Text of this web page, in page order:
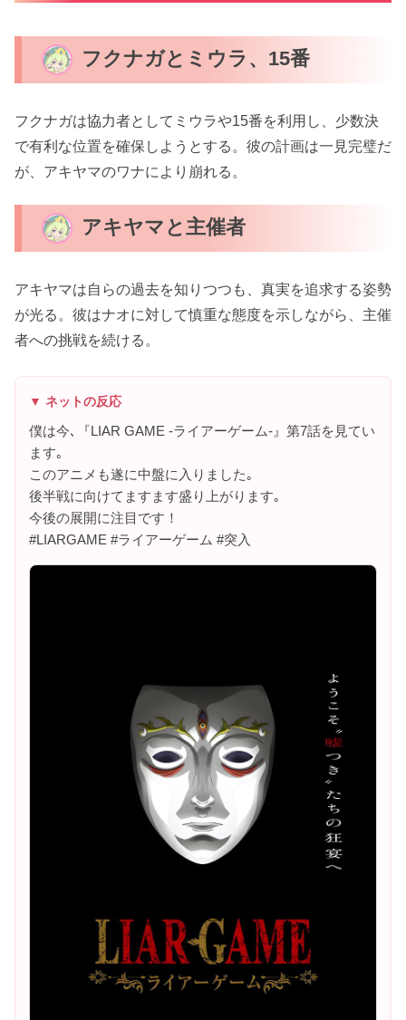
フクナガとミウラ、15番
フクナガは協力者としてミウラや15番を利用し、少数決
で有利な位置を確保しようとする。彼の計画は一見完璧だ
が、アキヤマのワナにより崩れる。
アキヤマと主催者
アキヤマは自らの過去を知りつつも、真実を追求する姿勢
が光る。彼はナオに対して慎重な態度を示しながら、主催
者への挑戦を続ける。
▼ ネットの反応
僕は今､『LIAR GAME -ライアーゲーム-』第7話を見てい
ます｡
このアニメも遂に中盤に入りました｡
後半戦に向けてますます盛り上がります｡
今後の展開に注目です！
#LIARGAME #ライアーゲーム #突入